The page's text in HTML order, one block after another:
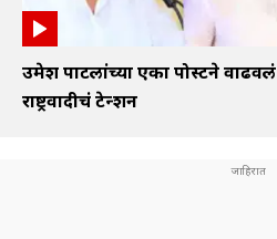
उमेश पाटलांच्या एका पोस्टने वाढवलं
राष्ट्रवादीचं टेन्शन